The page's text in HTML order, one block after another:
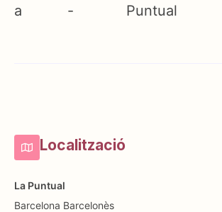
a
-
Puntual
Localització
La Puntual
Barcelona Barcelonès